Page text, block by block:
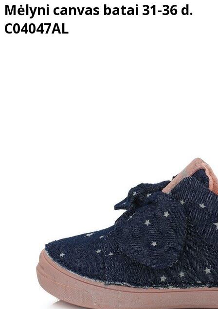
Mėlyni canvas batai 31-36 d.
C04047AL